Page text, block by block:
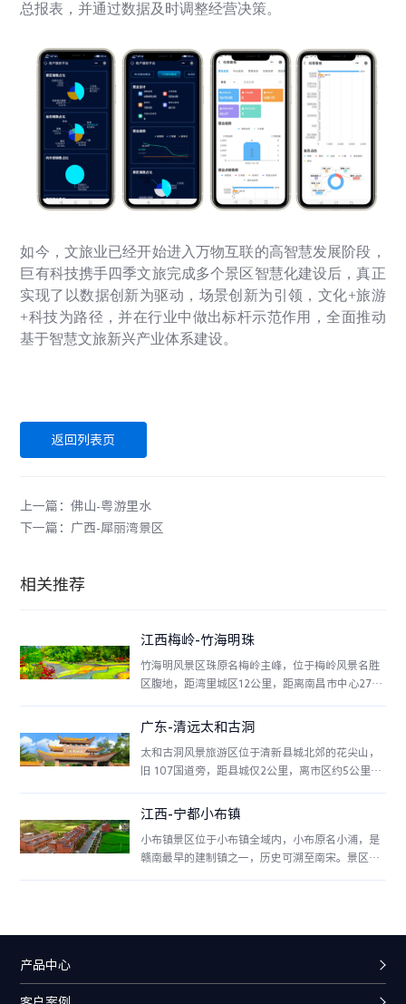
总报表，并通过数据及时调整经营决策。
如今，文旅业已经开始进入万物互联的高智慧发展阶段，
巨有科技携手四季文旅完成多个景区智慧化建设后，真正
实现了以数据创新为驱动，场景创新为引领，文化+旅游
+科技为路径，并在行业中做出标杆示范作用，全面推动
基于智慧文旅新兴产业体系建设。
返回列表页
上一篇：佛山-粤游里水
下一篇：广西-犀丽湾景区
相关推荐
江西梅岭-竹海明珠
竹海明风景区珠原名梅岭主峰，位于梅岭风景名胜
区腹地，距湾里城区12公里，距离南昌市中心27公
金鸡峰、五老峰、阳峰等十几处山峰，主峰花老脊
海拔800多米。这里山连山、坡连坡，遍山翠竹、
满山翠绿，万亩竹林气势磅礴，一望无边。经江西
省旅游景区质量等级评定委员会检查评定，梅岭竹
海明珠景区喜获国家4A级旅游景区。
广东-清远太和古洞
太和古洞风景旅游区位于清新县城北郊的花尖山，
旧 107国道旁，距县城仅2公里，离市区约5公里，
新自然生态旅游热线中的主要景点之一。亦
江西-宁都小布镇
小布镇景区位于小布镇全域内，小布原名小浦，是
赣南最早的建制镇之一，历史可溯至南宋。景区位
产品中心